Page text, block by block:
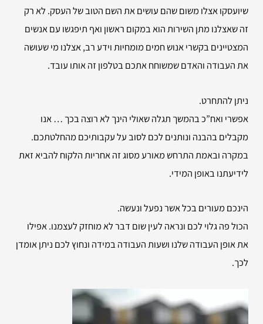
שיועסקו אצלו משום שהם עושים את השם הטוב של העסק. לא רק
זה שאצלנו מתן השירות הוא במקום ראשון ואף תיפגשו עם אנשים
המצטיינים בקשרי אנוש חמים מומחיות וידע רב, אצלנו מי שעושה
את העבודה והאדם שמשוחח אתכם בטלפון זה אותו עובד.
ניתן להתחרט.
אפשרי ואח”כ בהמשך תגלה שאולי הינך לא רוצה בכך … אנו
מקבלים בהבנה ונותנים לכם לסוב על עקבותיכם מהחלטתכם.
במקרה ובאמת התרחש מאורע מסוג זה אחריות הלקוח להביא זאת
לידיעתנו באופן המידי.
הינכם מעורים בכל אשר נפעל ונעשה.
הכול פה גלוי לכם ונראה לעין שום דבר לא מוחזק לעצמנו. אפילו
את אופן העבודה שלנו ושעות העבודה במידה ונחוץ לכם ניתן אומדן
לכך.